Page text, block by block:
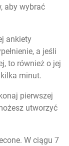
aby wybrać
ankiety
a jeśli
to również o jej
minut.
pierwszej
utworzyć
W ciągu 7